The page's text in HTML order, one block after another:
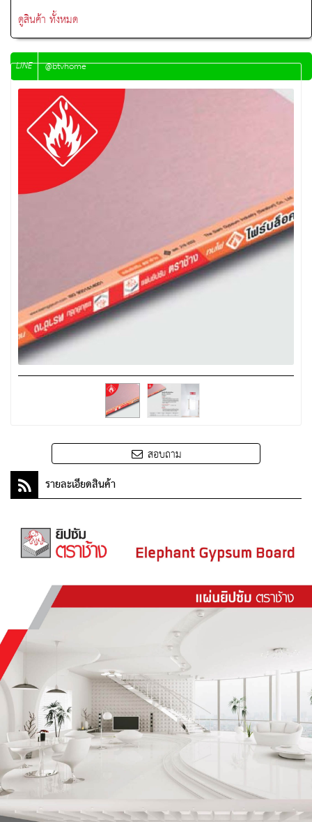
ดูสินค้า ทั้งหมด
LINE @btvhome
สอบถาม
รายละเอียดสินค้า